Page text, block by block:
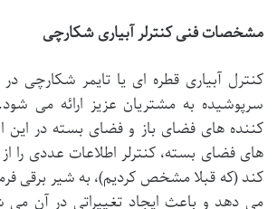
مشخصات فنی کنترلر آبیاری شکارچی
کنترل آبیاری قطره ای یا تایمر شکارچی
سرپوشیده به مشتریان عزیز ارائه می
کننده های فضای باز و فضای بسته در
های فضای بسته، کنترلر اطلاعات عددی را
کند (که قبلا مشخص کردیم)، به شیر برقی
می دهد و باعث ایجاد تغییراتی در آن می